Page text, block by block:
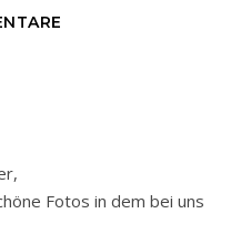
Fotos in dem bei uns